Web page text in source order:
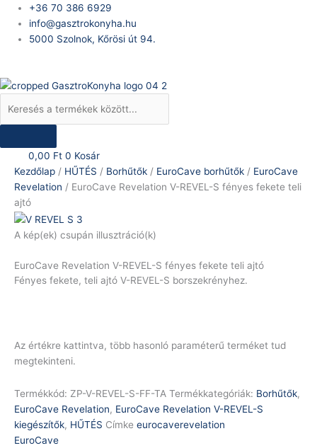
content
+36 70 386 6929
info@gasztrokonyha.hu
5000 Szolnok, Kőrösi út 94.
Products
search
0,00 Ft 0 Kosár
Kezdőlap / HŰTÉS / Borhűtők / EuroCave borhűtők / EuroCave
Revelation / EuroCave Revelation V-REVEL-S fényes fekete teli
ajtó
A kép(ek) csupán illusztráció(k)
EuroCave Revelation V-REVEL-S fényes fekete teli ajtó
Fényes fekete, teli ajtó V-REVEL-S borszekrényhez.
Az értékre kattintva, több hasonló paraméterű terméket tud
megtekinteni.
Termékkód: ZP-V-REVEL-S-FF-TA Termékkategóriák: Borhűtők,
EuroCave Revelation, EuroCave Revelation V-REVEL-S
kiegészítők, HŰTÉS Címke eurocaverevelation
EuroCave
EuroCave
Revelation
V-
fényes
teli
mennyiség